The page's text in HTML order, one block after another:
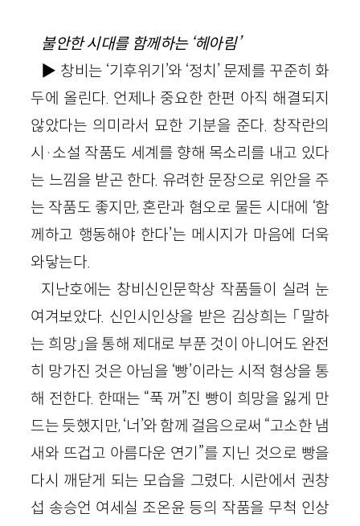
불안한 시대를 함께하는 ‘헤아림’
▶ 창비는 ‘기후위기’와 ‘정치’ 문제를 꾸준히 화
두에 올린다. 언제나 중요한 한편 아직 해결되지
않았다는 의미라서 묘한 기분을 준다. 창작란의
시·소설 작품도 세계를 향해 목소리를 내고 있다
는 느낌을 받곤 한다. 유려한 문장으로 위안을 주
는 작품도 좋지만, 혼란과 혐오로 물든 시대에 ‘함
께하고 행동해야 한다’는 메시지가 마음에 더욱
와닿는다.
지난호에는 창비신인문학상 작품들이 실려 눈
여겨보았다. 신인시인상을 받은 김상희는 「말하
는 희망」을 통해 제대로 부푼 것이 아니어도 완전
히 망가진 것은 아님을 ‘빵’이라는 시적 형상을 통
해 전한다. 한때는 “푹 꺼”진 빵이 희망을 잃게 만
드는 듯했지만, ‘너’와 함께 걸음으로써 “고소한 냄
새와 뜨겁고 아름다운 연기”를 지닌 것으로 빵을
다시 깨닫게 되는 모습을 그렸다. 시란에서 권창
섭 송승언 여세실 조온윤 등의 작품을 무척 인상